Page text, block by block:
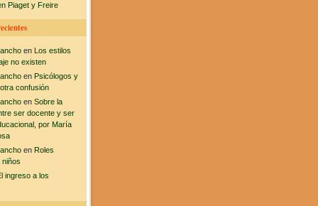
Piaget y Freire
en Los estilos
no existen
en Psicólogos y
confusión
en Sobre la
ser docente y ser
por María
en Roles
ingreso a los